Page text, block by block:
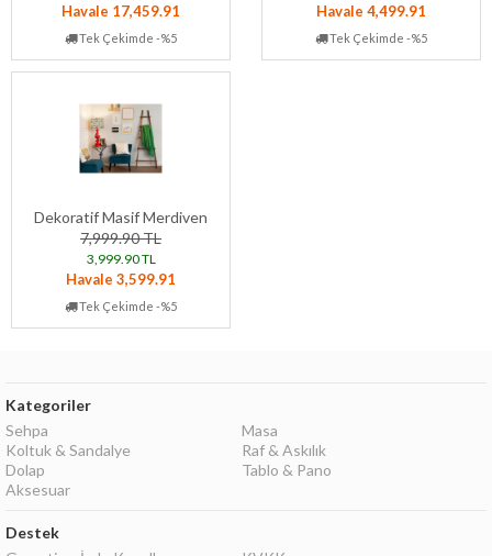
Havale 17,459.91
Tek Çekimde -%5
Havale 4,499.91
Tek Çekimde -%5
Dekoratif Masif Merdiven
7,999.90 TL
3,999.90 TL
Havale 3,599.91
Tek Çekimde -%5
Kategoriler
Sehpa
Masa
Koltuk & Sandalye
Raf & Askılık
Dolap
Tablo & Pano
Aksesuar
Destek